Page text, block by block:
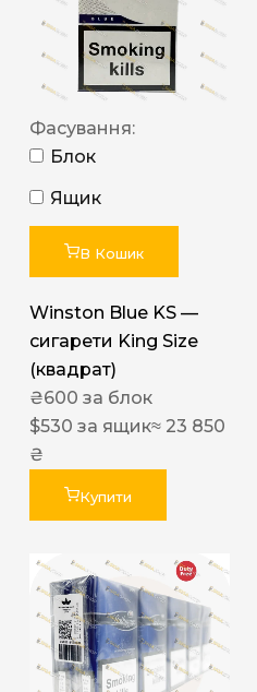
Фасування:
Блок
Ящик
В Кошик
Winston Blue KS —
сигарети King Size
(квадрат)
₴600 за блок
$530 за ящик≈ 23 850
₴
Купити